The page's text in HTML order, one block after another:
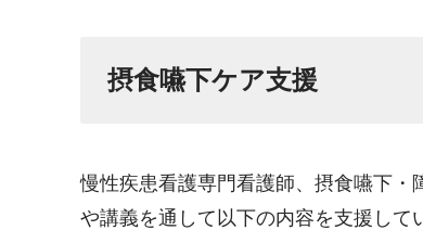
摂食嚥下ケア支援
慢性疾患看護専門看護師、摂食嚥下
や講義を通して以下の内容を支援して